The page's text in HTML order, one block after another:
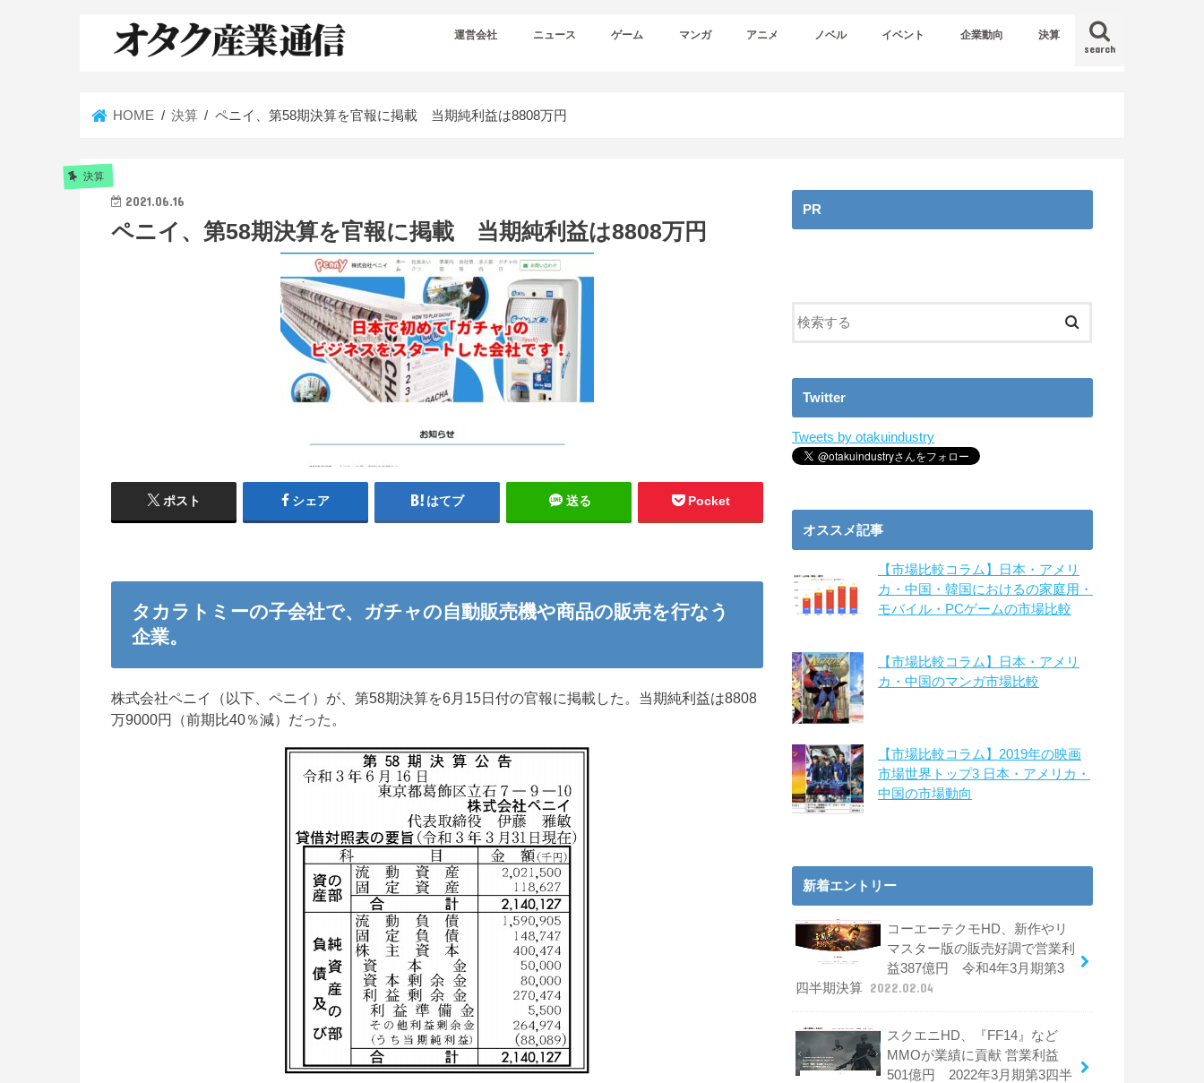
search
運営会社 ニュース ゲーム マンガ アニメ ノベル イベント 企業動向 決算
HOME 決算 ペニイ、第58期決算を官報に掲載 当期純利益は8808万円
決算
2021.06.16
ペニイ、第58期決算を官報に掲載 当期純利益は8808万円
ポスト シェア はてブ 送る Pocket
タカラトミーの子会社で、ガチャの自動販売機や商品の販売を行なう
企業。
株式会社ペニイ（以下、ペニイ）が、第58期決算を6月15日付の官報に掲載した。当期純利益は8808
万9000円（前期比40％減）だった。
PR
Twitter
Tweets by otakuindustry
オススメ記事
【市場比較コラム】日本・アメリ
カ・中国・韓国におけるの家庭用・
モバイル・PCゲームの市場比較
【市場比較コラム】日本・アメリ
カ・中国のマンガ市場比較
【市場比較コラム】2019年の映画
市場世界トップ3 日本・アメリカ・
中国の市場動向
新着エントリー
コーエーテクモHD、新作やリ
マスター版の販売好調で営業利
益387億円 令和4年3月期第3
四半期決算 2022.02.04
スクエニHD、『FF14』など
MMOが業績に貢献 営業利益
501億円 2022年3月期第3四半